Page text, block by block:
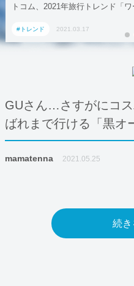
トコム、2021年旅行トレンド「
#トレンド 2021.03.17
GUさん…さすがにコ
ばれまで行ける「黒オ
mamatenna 2021.05.25
続き